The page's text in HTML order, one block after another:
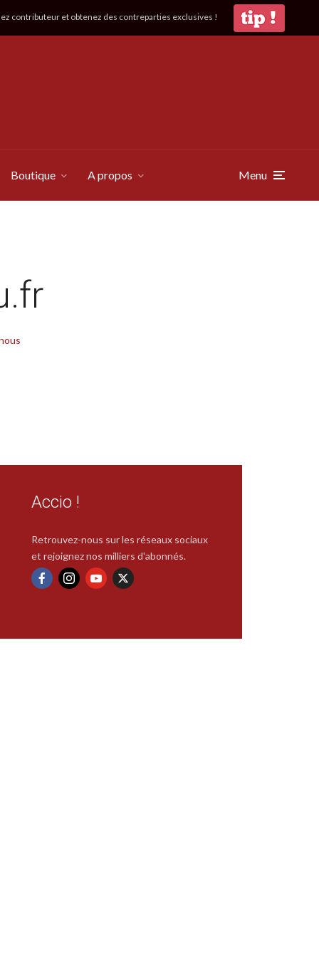
contributeur et obtenez des contreparties exclusives !
Boutique A propos Menu
Accio !
Retrouvez-nous sur les réseaux sociaux
et rejoignez nos milliers d'abonnés.